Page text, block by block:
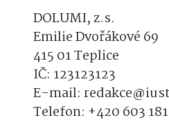
DOLUMI, z.s.
Emilie Dvořákové 69
415 01 Teplice
IČ: 123123123
E-mail:
Telefon: +420 603